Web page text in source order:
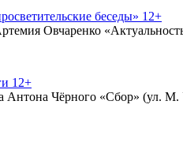
беседы» 12+
Овчаренко
12+
Антона Чёрного «Сбор» (ул.